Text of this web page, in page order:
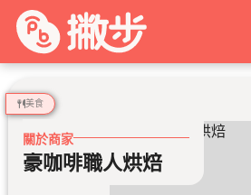
美食
關於商家
豪咖啡職人烘焙